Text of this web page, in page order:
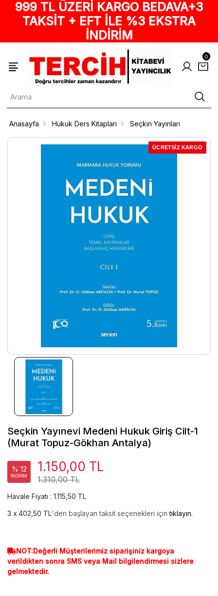
999 TL ÜZERİ KARGO BEDAVA+3
TAKSİT + EFT İLE %3 EKSTRA
İNDİRİM
0
Anasayfa Hukuk Ders Kitapları Seçkin Yayınları
ÜCRETSİZ KARGO
Seçkin Yayınevi Medeni Hukuk Giriş Cilt-1
(Murat Topuz-Gökhan Antalya)
% 12
İNDİRİM 1.310,00 TL
1.150,00 TL
Havale Fiyatı : 1.115,50 TL
402,50 TL'den başlayan taksit seçenekleri içintıklayın.
NOT:Değerli Müşterilerimiz siparişiniz kargoya
verildikten sonra SMS veya Mail bilgilendirmesi sizlere
gelmektedir.